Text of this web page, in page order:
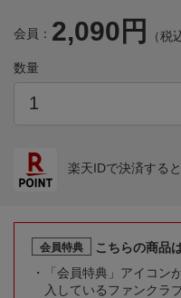
会員： 2,090円 （税
数量
楽天IDで決済すると
会員特典
こちらの商品
「会員特典」アイコン
入しているファンクラ